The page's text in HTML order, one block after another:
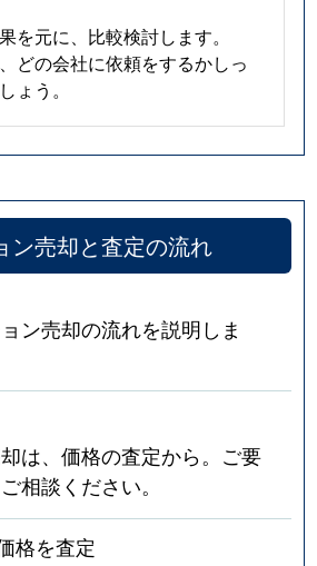
を元に、比較検討します。
どの会社に依頼をするかしっ
ょう。
ン売却と査定の流れ
ン売却の流れを説明しま
は、価格の査定から。ご要
相談ください。
格を査定